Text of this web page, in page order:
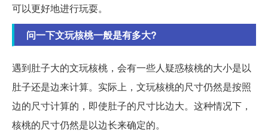
可以更好地进行玩耍。
问一下文玩核桃一般是有多大?
遇到肚子大的文玩核桃，会有一些人疑惑核桃的大小是以
肚子还是边来计算。实际上，文玩核桃的尺寸仍然是按照
边的尺寸计算的，即使肚子的尺寸比边大。这种情况下，
核桃的尺寸仍然是以边长来确定的。